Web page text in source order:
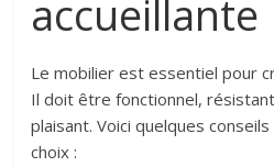
accueillante
Le mobilier est essentiel pour
Il doit être fonctionnel,
plaisant. Voici quelques
choix :